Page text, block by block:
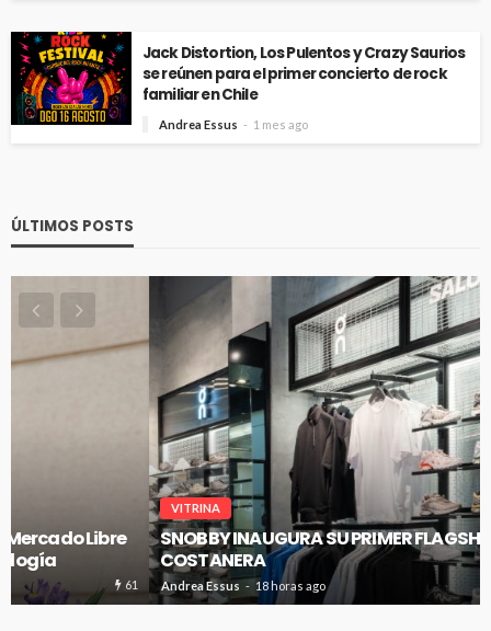
Jack Distortion, Los Pulentos y Crazy Saurios
se reúnen para el primer concierto de rock
familiar en Chile
Andrea Essus 1 mes ago
ÚLTIMOS POSTS
SNOBBY INAUGURA SU PRIMER FLAGSHIP EN CENCO
COSTANERA
Andrea Essus 18 horas ago